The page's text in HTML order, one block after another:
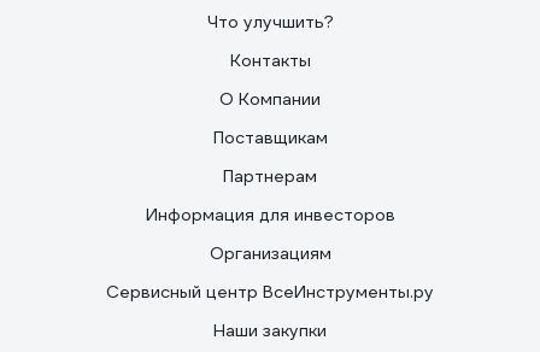
Что улучшить?
Контакты
О Компании
Поставщикам
Партнерам
Информация для инвесторов
Организациям
Сервисный центр ВсеИнструменты.ру
Наши закупки